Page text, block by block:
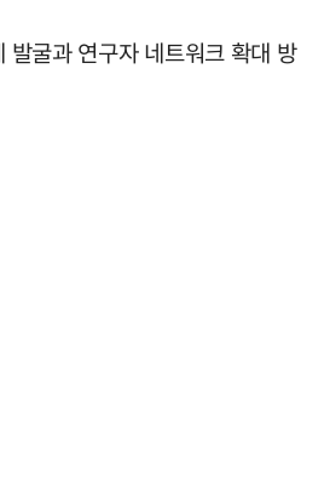
굴과 연구자 네트워크 확대 방